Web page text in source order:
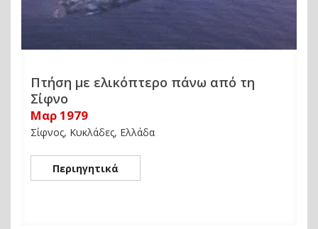
Πτήση με ελικόπτερο πάνω από τη
Σίφνο
Μαρ 1979
Σίφνος, Κυκλάδες, Ελλάδα
Περιηγητικά